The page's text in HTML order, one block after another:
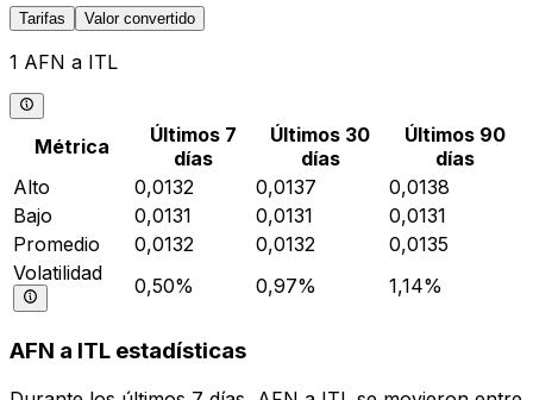
Tarifas Valor convertido
1 AFN a ITL
Métrica
Últimos 7
días
Últimos 30
días
Últimos 90
días
Alto
0,0132 0,0137
0,0138
Bajo
0,0131 0,0131
0,0131
Promedio
0,0132 0,0132
0,0135
Volatilidad
0,50% 0,97% 1,14%
AFN a ITL estadísticas